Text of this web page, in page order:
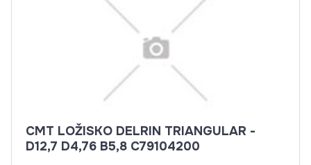
CMT LOŽISKO DELRIN TRIANGULAR -
D12,7 D4,76 B5,8 C79104200